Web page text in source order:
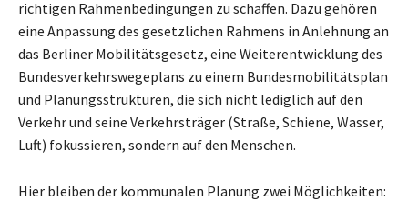
richtigen Rahmenbedingungen zu schaffen. Dazu gehören
eine Anpassung des gesetzlichen Rahmens in Anlehnung an
das Berliner Mobilitätsgesetz, eine Weiterentwicklung des
Bundesverkehrswegeplans zu einem Bundesmobilitätsplan
und Planungsstrukturen, die sich nicht lediglich auf den
Verkehr und seine Verkehrsträger (Straße, Schiene, Wasser,
Luft) fokussieren, sondern auf den Menschen.
Hier bleiben der kommunalen Planung zwei Möglichkeiten: